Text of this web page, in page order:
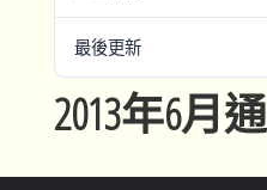
最後更新
2013年6月